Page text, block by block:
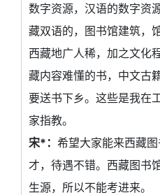
数字资源，汉语的数字资
藏双语的，图书馆建筑，
西藏地广人稀，加之文化
藏内容难懂的书，中文古
要送书下乡。这些是我在
家指教。
宋*： 希望大家能来西藏
才，待遇不错。西藏图书
生源，所以不能考进来。